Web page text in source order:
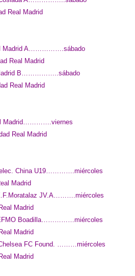
Real Madrid
Madrid A…………….sábado
Real Madrid
B……………..sábado
Real Madrid
Madrid………….viernes
Real Madrid
China U19………….miércoles
Madrid
JV.A……….miércoles
Madrid
EFMO Boadilla……………miércoles
Madrid
FC Found. ………miércoles
Madrid